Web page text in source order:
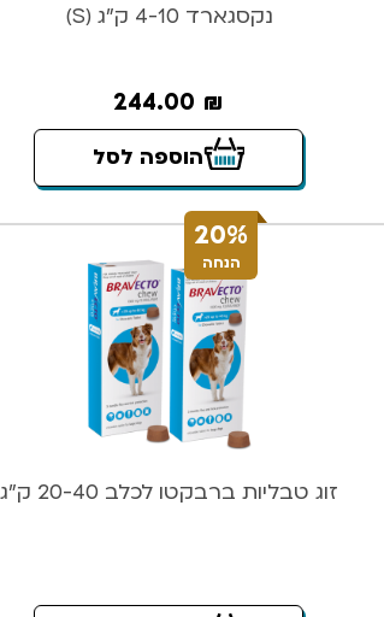
נקסגארד 4-10 ק”ג (S)
244.00 ₪
הוספה לסל
20%
הנחה
זוג טבליות ברבקטו לכלב 20-40 ק”ג